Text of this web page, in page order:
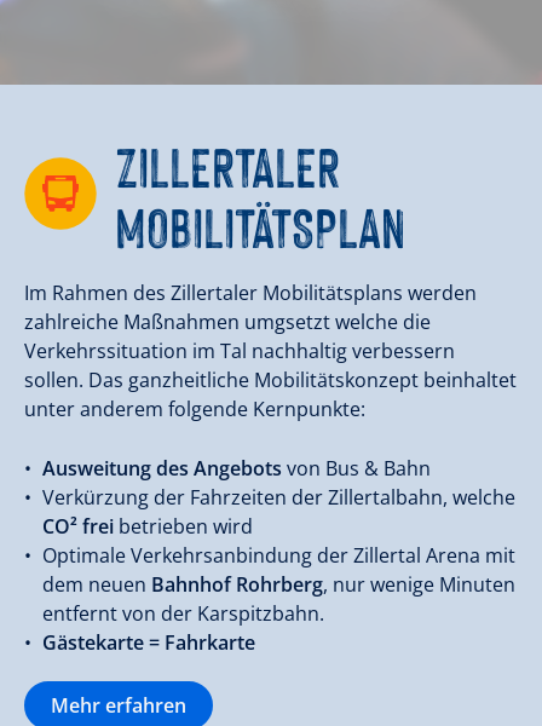
ZILLERTALER
MOBILITÄTSPLAN
Im Rahmen des Zillertaler Mobilitätsplans werden
zahlreiche Maßnahmen umgsetzt welche die
Verkehrssituation im Tal nachhaltig verbessern
sollen. Das ganzheitliche Mobilitätskonzept beinhaltet
unter anderem folgende Kernpunkte:
Ausweitung des Angebots von Bus & Bahn
Verkürzung der Fahrzeiten der Zillertalbahn, welche
CO² frei betrieben wird
Optimale Verkehrsanbindung der Zillertal Arena mit
dem neuen Bahnhof Rohrberg, nur wenige Minuten
entfernt von der Karspitzbahn.
Gästekarte = Fahrkarte
Mehr erfahren